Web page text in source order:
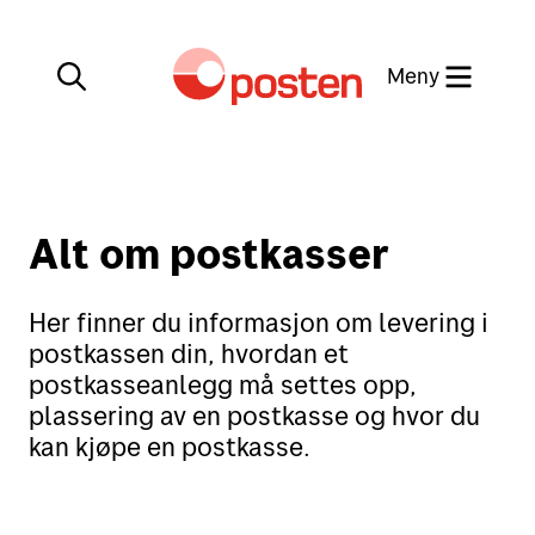
Lukk
Meny
Kundeservice
Min side
English
Posten-appen
Alt om postkasser
Her finner du informasjon om levering i
postkassen din, hvordan et
postkasseanlegg må settes opp,
plassering av en postkasse og hvor du
kan kjøpe en postkasse.